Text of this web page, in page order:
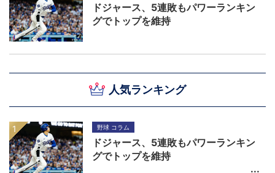
人気ランキング
野球 コラム
ドジャース、5連敗もパワーランキン
グでトップを維持
ドジャース、5連敗もパワーランキン
グでトップを維持